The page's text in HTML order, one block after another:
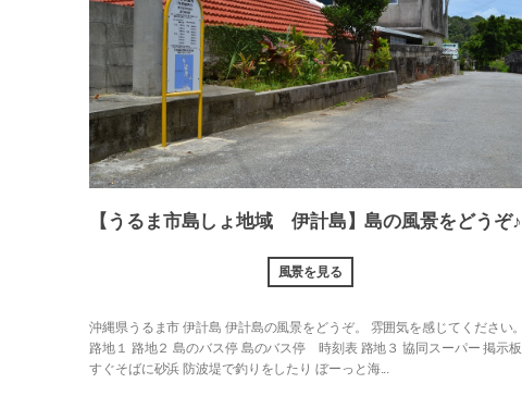
【うるま市島しょ地域 伊計島】島の風景をどうぞ♪
風景を見る
沖縄県うるま市 伊計島 伊計島の風景をどうぞ。 雰囲気を感じてください。
路地１ 路地２ 島のバス停 島のバス停 時刻表 路地３ 協同スーパー 掲示板
すぐそばに砂浜 防波堤で釣りをしたり ぼーっと海...